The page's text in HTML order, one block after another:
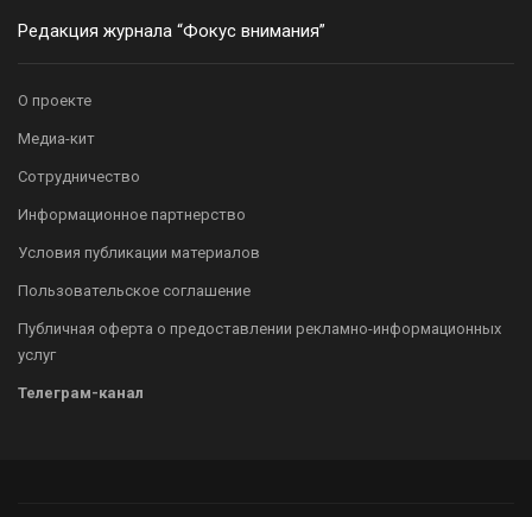
Редакция журнала “Фокус внимания”
О проекте
Медиа-кит
Сотрудничество
Информационное партнерство
Условия публикации материалов
Пользовательское соглашение
Публичная оферта о предоставлении рекламно-информационных
услуг
Телеграм-канал